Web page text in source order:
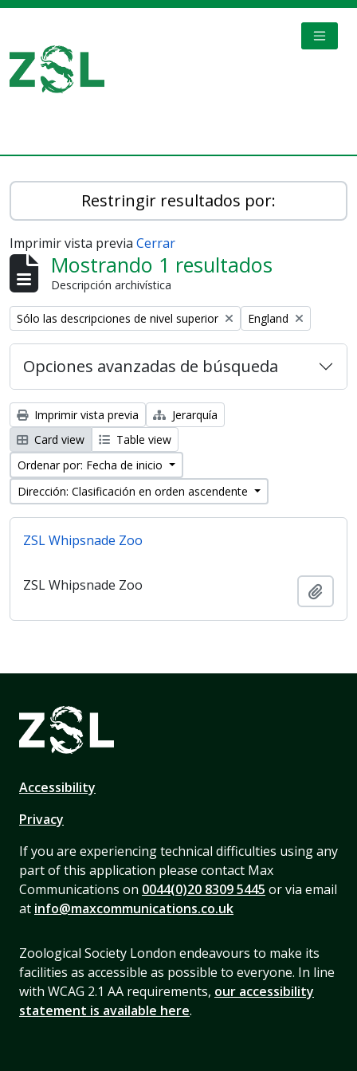
Restringir resultados por:
Imprimir vista previa Cerrar
Mostrando 1 resultados
Descripción archivística
Remove filter:
Sólo las descripciones de nivel superior Remove filter:
England
Opciones avanzadas de búsqueda
Imprimir vista previa
Jerarquía
Card view
Table view
Ordenar por: Fecha de inicio
Dirección: Clasificación en orden ascendente
ZSL Whipsnade Zoo
ZSL Whipsnade Zoo
Accessibility
Privacy
If you are experiencing technical difficulties using any
part of this application please contact Max
Communications on 0044(0)20 8309 5445 or via email
at info@maxcommunications.co.uk
Zoological Society London endeavours to make its
facilities as accessible as possible to everyone. In line
with WCAG 2.1 AA requirements, our accessibility
statement is available here.